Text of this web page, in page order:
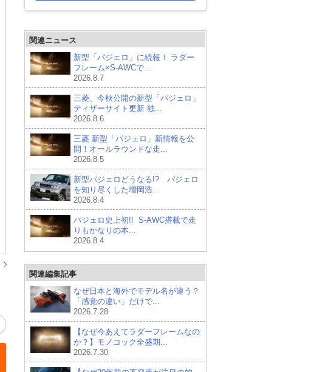
関連ニュース
新型「パジェロ」に続報！ ラダー
フレーム×S-AWCで...
2026.8.7
三菱、今秋公開の新型「パジェロ」
ティザーサイト更新 独...
2026.8.6
三菱 新型「パジェロ」新情報を公
開！オールラウンドな走...
2026.8.5
新型パジェロどうなる!? パジェロ
を知り尽くした増岡浩...
2026.8.4
パジェロ史上初!! S-AWC搭載で走
りもかなりの本...
2026.8.4
関連編集記事
なぜ日本と海外でモデル名が違う？
「感覚の違い」だけで...
2026.7.28
【なぜ今あえてラダーフレームなの
か？】モノコック全盛期...
2026.7.30